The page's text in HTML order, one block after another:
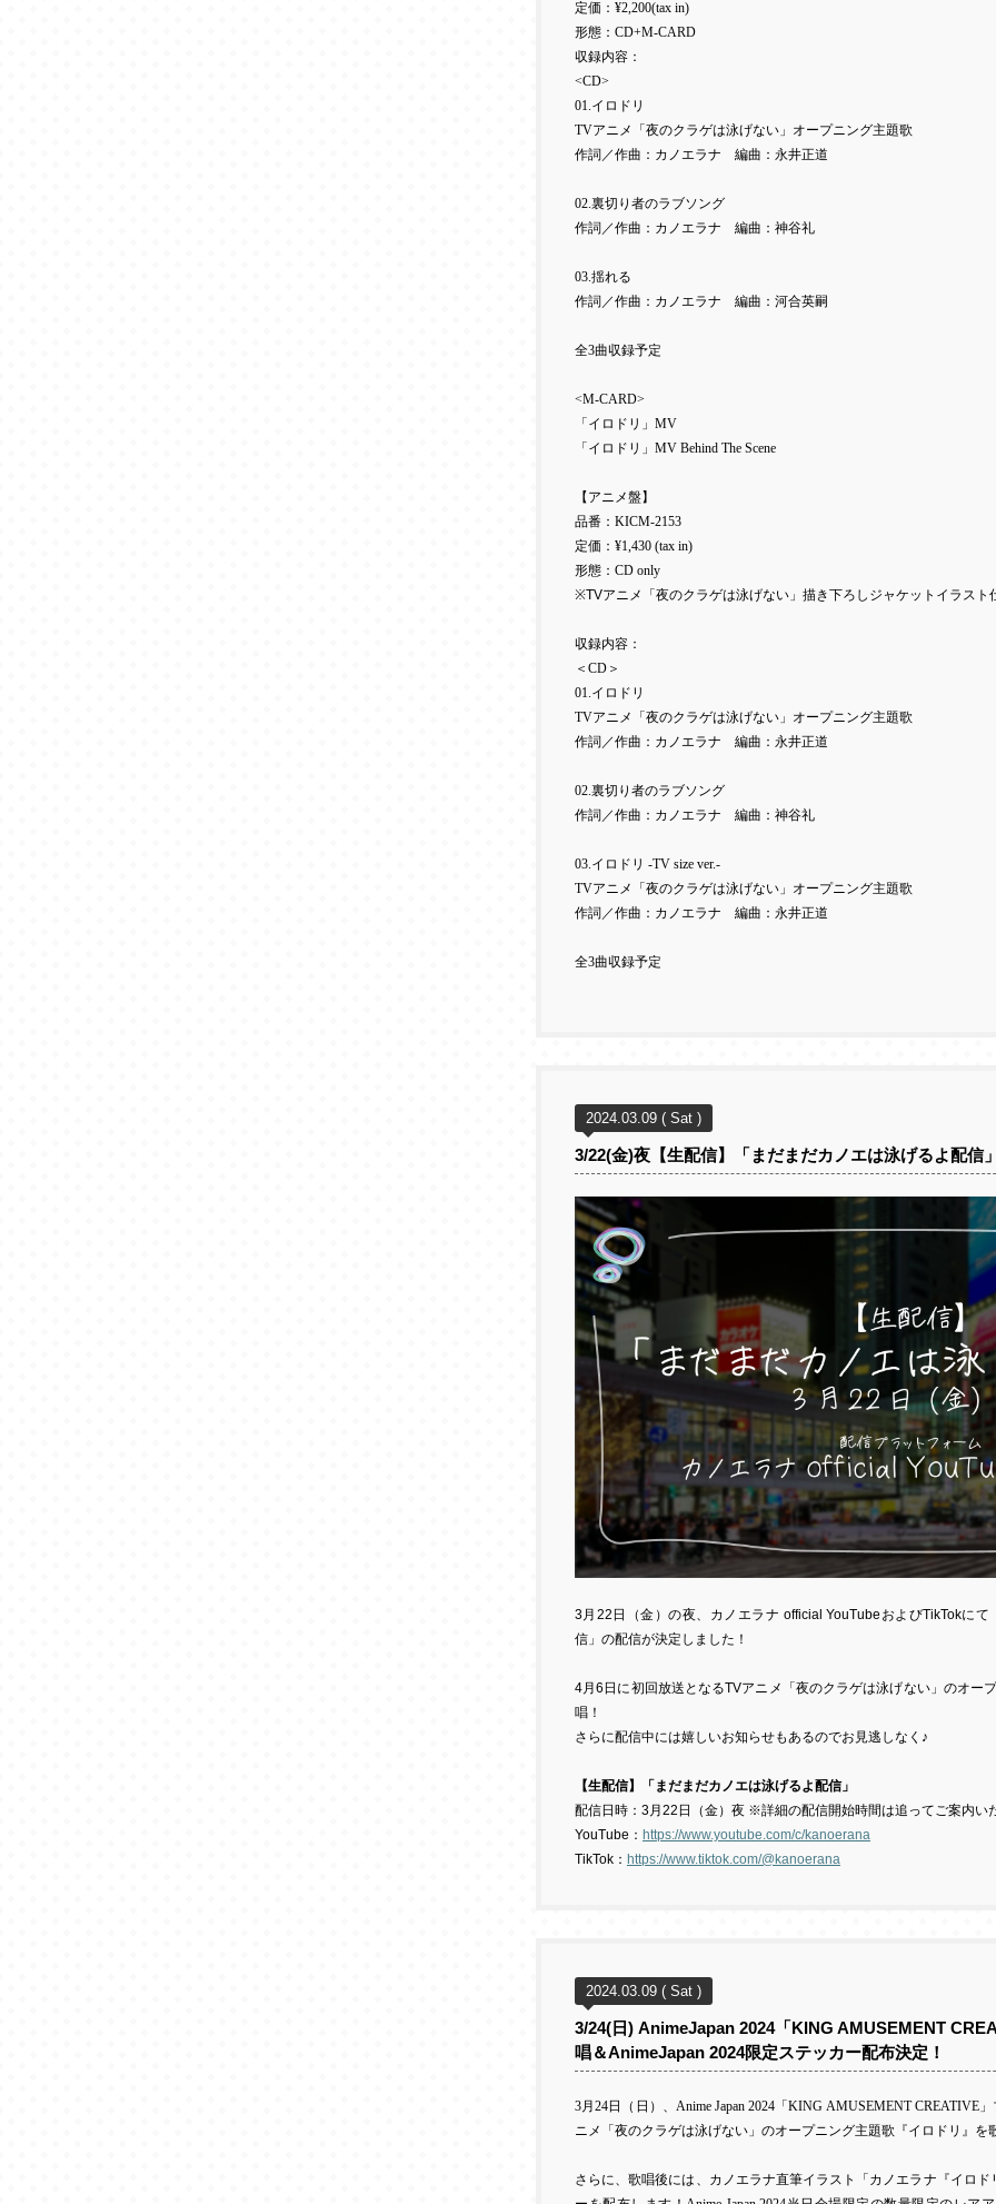
定価： ¥2,200(tax in)
形態： CD+M-CARD
収録内容：
<CD>
01.イロドリ
TVアニメ「夜のクラゲは泳げない」オープニング主題歌
作詞／作曲：カノエラナ 編曲：永井正道
02.裏切り者のラブソング
作詞／作曲：カノエラナ 編曲：神谷礼
03.揺れる
作詞／作曲：カノエラナ 編曲：河合英嗣
全3曲収録予定
<M-CARD>
「イロドリ」 MV
「イロドリ」 MV Behind The Scene
【アニメ盤】
品番： KICM-2153
定価： ¥1,430 (tax in)
形態： CD only
※TVアニメ「夜のクラゲは泳げない」描き下ろしジャケットイラスト
収録内容：
＜ CD ＞
01.イロドリ
TVアニメ「夜のクラゲは泳げない」オープニング主題歌
作詞／作曲：カノエラナ 編曲：永井正道
02.裏切り者のラブソング
作詞／作曲：カノエラナ 編曲：神谷礼
03.イロドリ -TV size ver.-
TVアニメ「夜のクラゲは泳げない」オープニング主題歌
作詞／作曲：カノエラナ 編曲：永井正道
全3曲収録予定
2024.03.09 ( Sat )
3/22(金)夜【生配信】「まだまだカノエは泳げるよ配信
3月 22 日（金）の夜、カノエラナ official YouTube およびTikTokにて
信」の配信が決定しました！
4月6 日に初回放送となるTVアニメ「夜のクラゲは泳げない」のオー
唱！
さらに配信中には嬉しいお知らせもあるのでお見逃しなく♪
【生配信】「 まだまだカノエは泳げるよ配信」
配信日時： 3月 22 日（金）夜 ※詳細の配信開始時間は追ってご案内い
YouTube ： https://www.youtube.com/c/kanoerana
TikTok ： https://www.tiktok.com/@kanoerana
2024.03.09 ( Sat )
3/24(日) AnimeJapan 2024「KING AMUSEMENT
唱＆AnimeJapan 2024限定ステッカー配布決定！
3月24日（日）、 Anime Japan 2024 「KING AMUSEMENT CREATIVE」
ニメ「夜のクラゲは泳げない」のオープニング主題歌『イロドリ』を
さらに、歌唱後には、カノエラナ直筆イラスト「カノエラナ『イロド